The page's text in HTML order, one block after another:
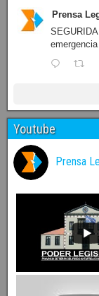
Prensa
Youtube
Prensa